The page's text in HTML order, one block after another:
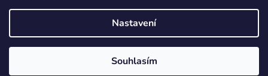
Nastavení
Souhlasím
Vytvořil Shoptet&PekneWeby